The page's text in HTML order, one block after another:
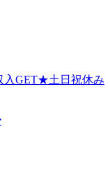
入GET★土日祝休み